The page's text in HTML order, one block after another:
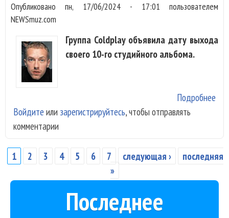
Опубликованопн, 17/06/2024 - 17:01 пользователем
NEWSmuz.com
Группа Coldplay объявила дату выхода
своего 10-го студийного альбома.
Подробнее
Войдите или зарегистрируйтесь, чтобы отправлять
комментарии
Страницы
1 2 3 4 5 6 7 следующая ›
последняя
»
Последнее